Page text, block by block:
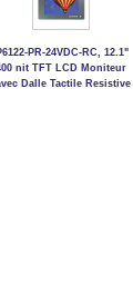
PR-24VDC-RC, 12.1"
nit TFT LCD Moniteur
Dalle Tactile Resistive